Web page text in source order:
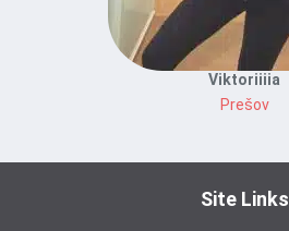
Viktoriiiia
Prešov
Site Links